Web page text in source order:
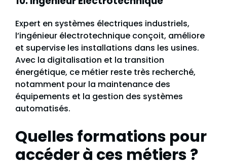
Expert en systèmes électriques industriels,
l’ingénieur électrotechnique conçoit, améliore
et supervise les installations dans les usines.
Avec la digitalisation et la transition
énergétique, ce métier reste très recherché,
notamment pour la maintenance des
équipements et la gestion des systèmes
automatisés.
Quelles formations pour
accéder à ces métiers ?